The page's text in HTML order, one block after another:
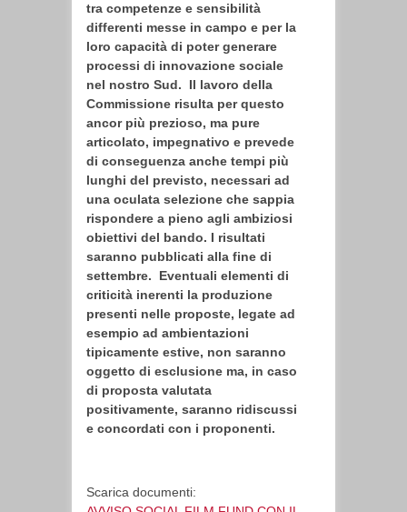
tra competenze e sensibilità
differenti messe in campo e per la
loro capacità di poter generare
processi di innovazione sociale
nel nostro Sud. Il lavoro della
Commissione risulta per questo
ancor più prezioso, ma pure
articolato, impegnativo e prevede
di conseguenza anche tempi più
lunghi del previsto, necessari ad
una oculata selezione che sappia
rispondere a pieno agli ambiziosi
obiettivi del bando. I risultati
saranno pubblicati alla fine di
settembre. Eventuali elementi di
criticità inerenti la produzione
presenti nelle proposte, legate ad
esempio ad ambientazioni
tipicamente estive, non saranno
oggetto di esclusione ma, in caso
di proposta valutata
positivamente, saranno ridiscussi
e concordati con i proponenti.
Scarica documenti: